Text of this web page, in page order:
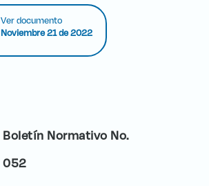
Ver documento
Noviembre 21 de 2022
Boletín Normativo No.
052